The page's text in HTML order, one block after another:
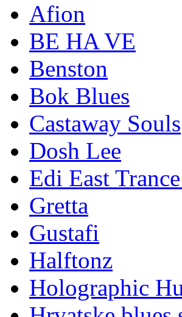
Afion
BE HA VE
Benston
Bok Blues
Castaway Souls
Dosh Lee
Edi East
Gretta
Gustafi
Halftonz
Holographic